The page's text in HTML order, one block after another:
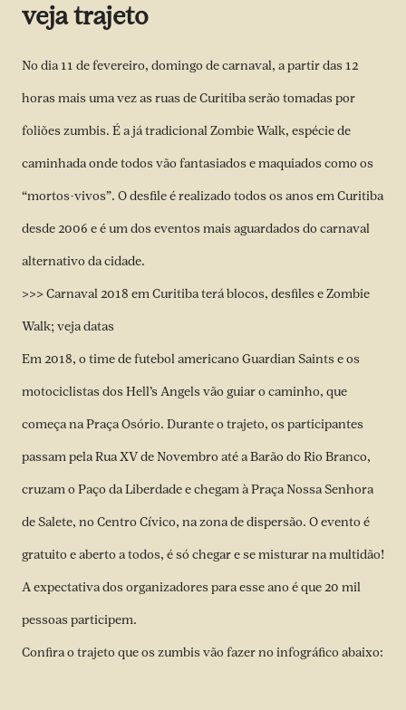
veja trajeto
No dia 11 de fevereiro, domingo de carnaval, a partir das 12
horas mais uma vez as ruas de Curitiba serão tomadas por
foliões zumbis. É a já tradicional Zombie Walk, espécie de
caminhada onde todos vão fantasiados e maquiados como os
“mortos-vivos”. O desfile é realizado todos os anos em Curitiba
desde 2006 e é um dos eventos mais aguardados do carnaval
alternativo da cidade.
>>> Carnaval 2018 em Curitiba terá blocos, desfiles e Zombie
Walk; veja datas
Em 2018, o time de futebol americano Guardian Saints e os
motociclistas dos Hell’s Angels vão guiar o caminho, que
começa na Praça Osório. Durante o trajeto, os participantes
passam pela Rua XV de Novembro até a Barão do Rio Branco,
cruzam o Paço da Liberdade e chegam à Praça Nossa Senhora
de Salete, no Centro Cívico, na zona de dispersão. O evento é
gratuito e aberto a todos, é só chegar e se misturar na multidão!
A expectativa dos organizadores para esse ano é que 20 mil
pessoas participem.
Confira o trajeto que os zumbis vão fazer no infográfico abaixo: